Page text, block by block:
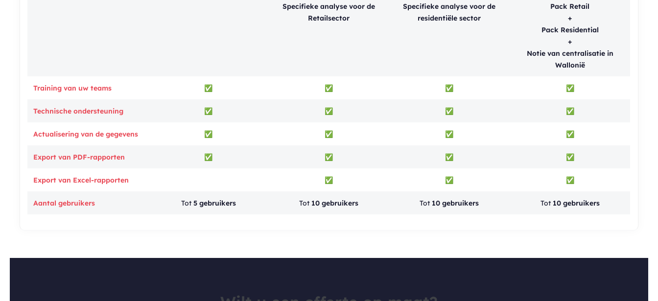
Specifieke analyse voor de
Retailsector
Specifieke analyse voor de
residentiële sector
Pack Retail
+
Pack Residential
+
Notie van centralisatie in
Wallonië
Training van uw teams ✅ ✅ ✅ ✅
Technische ondersteuning ✅ ✅ ✅ ✅
Actualisering van de gegevens ✅ ✅ ✅ ✅
Export van PDF-rapporten ✅ ✅ ✅ ✅
Export van Excel-rapporten ✅ ✅ ✅
Aantal gebruikers Tot 5 gebruikers Tot 10 gebruikers Tot 10 gebruikers Tot 10 gebruikers